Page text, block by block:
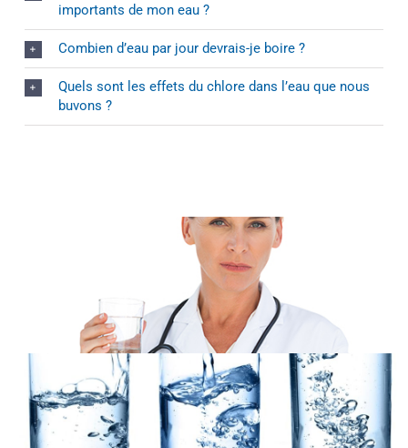
importants de mon eau ?
Combien d’eau par jour devrais-je boire ?
Quels sont les effets du chlore dans l’eau que nous
buvons ?